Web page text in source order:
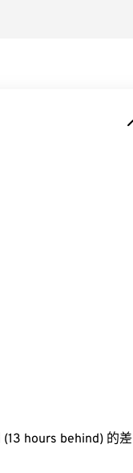
hours behind) 的差